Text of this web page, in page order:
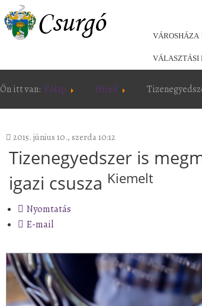
VÁROSHÁZA
VÁLASZTÁSI
Ön itt van: Főlap Hírek
2015. június 10., szerda 10:12
Tizenegyedszer is
igazi csusza Kiemelt
Nyomtatás
E-mail